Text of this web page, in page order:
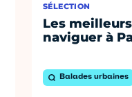
SÉLECTION
Les
naviguer à
Balades urbaines